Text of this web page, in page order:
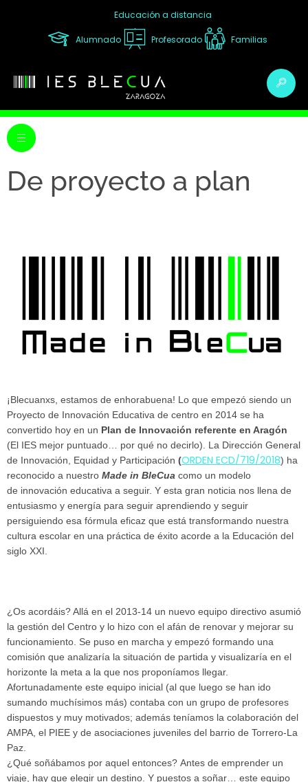
Educación a distancia
Alumnado Profesorado Familias
De proyecto a plan
¡Blecuanxs, estamos de enhorabuena! Lo que empezó siendo un
Proyecto de Innovación Educativa de centro en 2014 se ha
convertido hoy en un Plan de Innovación referente en Aragón
(El IES mejor puntuado… por qué no decirlo). La Dirección General
de Innovación, Equidad y Participación (ORDEN ECD/719/2018) ha
reconocido a nuestro Made in BleCua como un modelo
de innovación educativa a seguir. Y esta gran noticia nos llena de
entusiasmo y energía para seguir aprendiendo y seguir
persiguiendo esa fórmula eficaz que está transformando nuestra
cultura escolar en una práctica de éxito acorde a la Educación del
siglo XXI.
¿Os acordáis? Allá en el 2013-14 un nuevo equipo directivo asumió
la gestión del Centro y lo hizo con el afán de renovar y mejorar su
funcionamiento. Se puso en marcha y empezó formando una
comisión que analizaría la situación de partida y visualizaría en el
horizonte la meta a la que nos proponíamos llegar.
Afortunadamente este equipo inicial (al que luego se han ido
sumando muchísimos más) contaba con un grupo de profesores
dispuestos y muy motivados; además teníamos la colaboración del
AMPA, el PIEE y de asociaciones juveniles del barrio de Torrero-La
Paz.
¿Qué soñábamos por aquel entonces? Antes de emprender un
viaje, hay que elegir un destino. Y puestos a soñar… este equipo